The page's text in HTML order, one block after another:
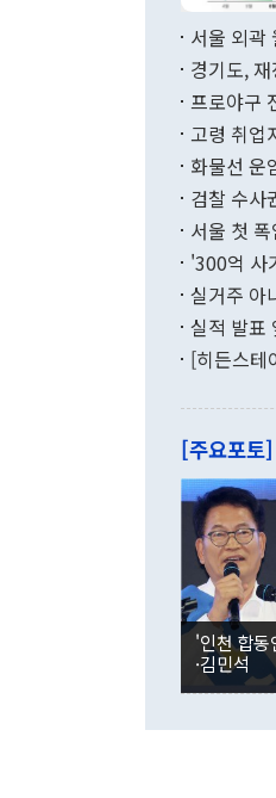
서울 외곽
경기도,
프로야구
고령 취업
화물선 운
검찰 수사
서울 첫
'300억 사
실거주 아
실적 발표
[히든스테
[주요포토]
'인천 합동
·김민석